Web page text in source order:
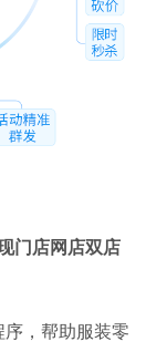
门店网店双店
，帮助服装零